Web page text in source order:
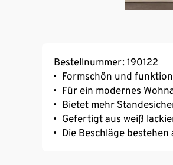
Bestellnummer: 190122
Formschön und
Für ein modernes
Bietet mehr
Gefertigt aus weiß
Die Beschläge